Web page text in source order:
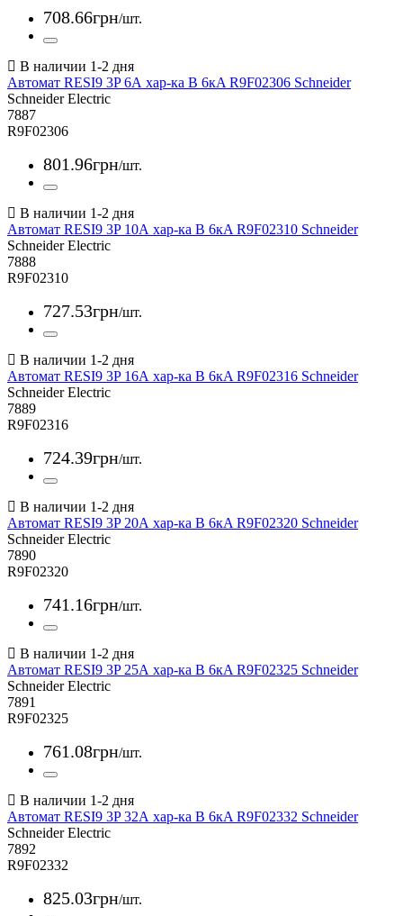
708.66грн/шт.
Автомат RESI9 3P 6А хар-ка В 6кA R9F02306 Schneider
Schneider Electric
7887
R9F02306
801.96грн/шт.
Автомат RESI9 3P 10А хар-ка В 6кA R9F02310 Schneider
Schneider Electric
7888
R9F02310
727.53грн/шт.
Автомат RESI9 3P 16А хар-ка В 6кA R9F02316 Schneider
Schneider Electric
7889
R9F02316
724.39грн/шт.
Автомат RESI9 3P 20А хар-ка В 6кA R9F02320 Schneider
Schneider Electric
7890
R9F02320
741.16грн/шт.
Автомат RESI9 3P 25А хар-ка В 6кA R9F02325 Schneider
Schneider Electric
7891
R9F02325
761.08грн/шт.
Автомат RESI9 3P 32А хар-ка В 6кA R9F02332 Schneider
Schneider Electric
7892
R9F02332
825.03грн/шт.